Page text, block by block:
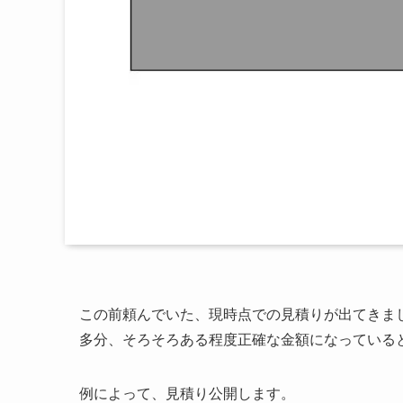
この前頼んでいた、現時点での見積りが出てきま
多分、そろそろある程度正確な金額になっている
例によって、見積り公開します。